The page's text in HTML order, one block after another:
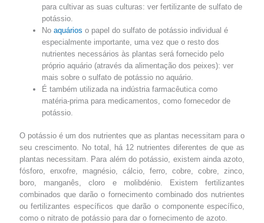
para cultivar as suas culturas: ver fertilizante de sulfato de
potássio.
Noaquários o papel do sulfato de potássio individual é
especialmente importante, uma vez que o resto dos
nutrientes necessários às plantas será fornecido pelo
próprio aquário (através da alimentação dos peixes): ver
mais sobre o sulfato de potássio no aquário.
É também utilizada na indústria farmacêutica como
matéria-prima para medicamentos, como fornecedor de
potássio.
O potássio é um dos nutrientes que as plantas necessitam para o
seu crescimento. No total, há 12 nutrientes diferentes de que as
plantas necessitam. Para além do potássio, existem ainda azoto,
fósforo, enxofre, magnésio, cálcio, ferro, cobre, cobre, zinco,
boro, manganês, cloro e molibdénio. Existem fertilizantes
combinados que darão o fornecimento combinado dos nutrientes
ou fertilizantes específicos que darão o componente específico,
como o nitrato de potássio para dar o fornecimento de azoto.